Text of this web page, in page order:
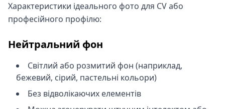
Характеристики ідеального фото для CV або
професійного профілю:
Нейтральний фон
Світлий або розмитий фон (наприклад,
бежевий, сірий, пастельні кольори)
Без відволікаючих елементів